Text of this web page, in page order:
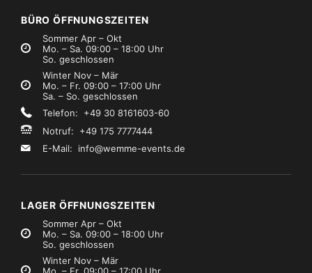
BÜRO ÖFFNUNGSZEITEN
Sommer Apr – Okt
Mo. – Sa. 09:00 – 18:00 Uhr
So. geschlossen
Winter Nov – Mär
Mo. – Fr. 09:00 – 17:00 Uhr
Sa. – So. geschlossen
Telefon: +49 30 8161603-60
Notruf: +49 175 7777444
E-Mail: info@wemme-events.de
LAGER ÖFFNUNGSZEITEN
Sommer Apr – Okt
Mo. – Sa. 09:00 – 18:00 Uhr
So. geschlossen
Winter Nov – Mär